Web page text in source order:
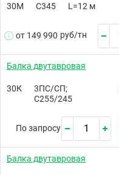
30М С345 L=12 м
от 149 990 руб/тн
Балка двутавровая
30К
3ПС/СП;
С255/245
По запросу
Балка двутавровая